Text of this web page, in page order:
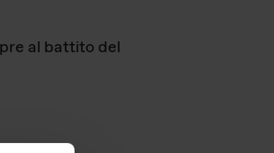
al battito del